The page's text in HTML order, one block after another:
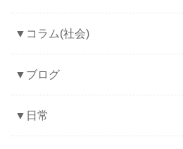
▼コラム(社会)
▼ブログ
▼日常